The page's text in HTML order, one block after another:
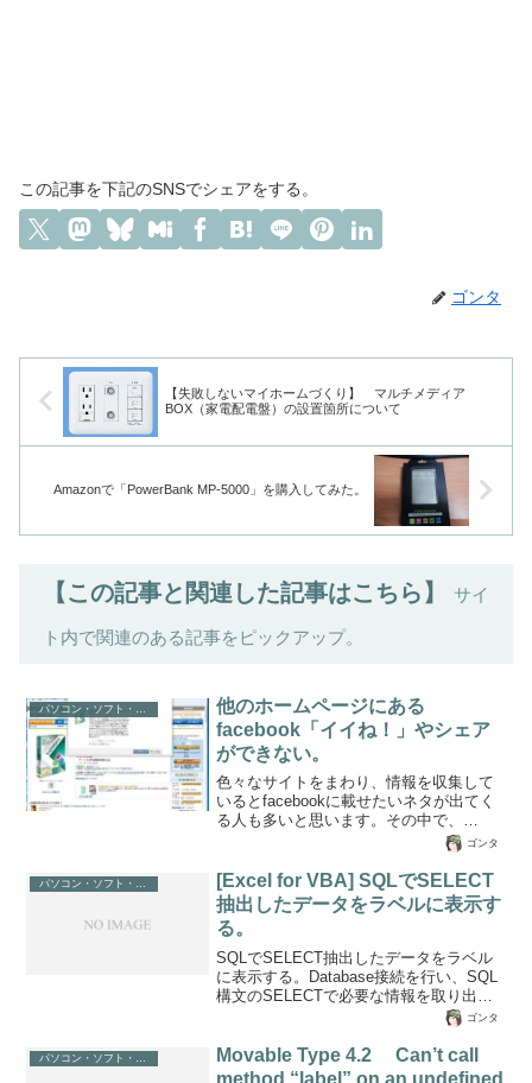
この記事を下記のSNSでシェアをする。
ゴンタ
【失敗しないマイホームづくり】 マルチメディア
BOX（家電配電盤）の設置箇所について
Amazonで「PowerBank MP-5000」を購入してみた。
【この記事と関連した記事はこちら】 サイ
ト内で関連のある記事をピックアップ。
パソコン・ソフト・ゲーム関係
他のホームページにある
facebook「イイね！」やシェア
ができない。
色々なサイトをまわり、情報を収集して
いるとfacebookに載せたいネタが出てく
る人も多いと思います。その中で、
facebookに簡単に記載できる方法が「い
いね」ボタンだったり「シェアする」だ
ったりしますが、ある環境下にあるパソ
コンでは「いいね」や「シェアする」が
うまくいかない場合があります。私がハ
マったのは、シェアするとリンク先のサ
ムネイルと商品情報とともに、紹介入力
項目などの「このリンクをシェア」とい
うダイアログＢＯＸが表示されるため、
難なく紹介文を入力し「リンクをシェ
ゴンタ
パソコン・ソフト・ゲーム関係
[Excel for VBA] SQLでSELECT
抽出したデータをラベルに表示す
る。
SQLでSELECT抽出したデータをラベル
に表示する。Database接続を行い、SQL
構文のSELECTで必要な情報を取り出し
ます。取り出した情報をユーザーフォー
ムのLabel（ラベル）に表示する方法で
す。LabelはLabel3.Captionで表示しま
す。Label3.valueはエラーになりますので
ゴンタ
パソコン・ソフト・ゲーム関係
Movable Type 4.2 Can’t call